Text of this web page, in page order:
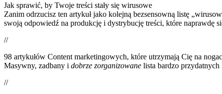
Jak sprawić, by Twoje treści stały się wirusowe
Zanim odrzucisz ten artykuł jako kolejną bezsensowną listę
swoją odpowiedź na produkcję i dystrybucję treści, które naprawdę
//
98 artykułów Content marketingowych, które utrzymają Cię na
Masywny, zadbany i dobrze zorganizowane lista bardzo
//